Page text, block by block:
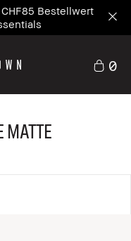
Bestellwert
0
Matte